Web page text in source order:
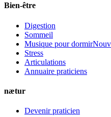
Bien-être
Digestion
Sommeil
Musique pour dormir
Stress
Articulations
Annuaire praticiens
nætur
Devenir praticien